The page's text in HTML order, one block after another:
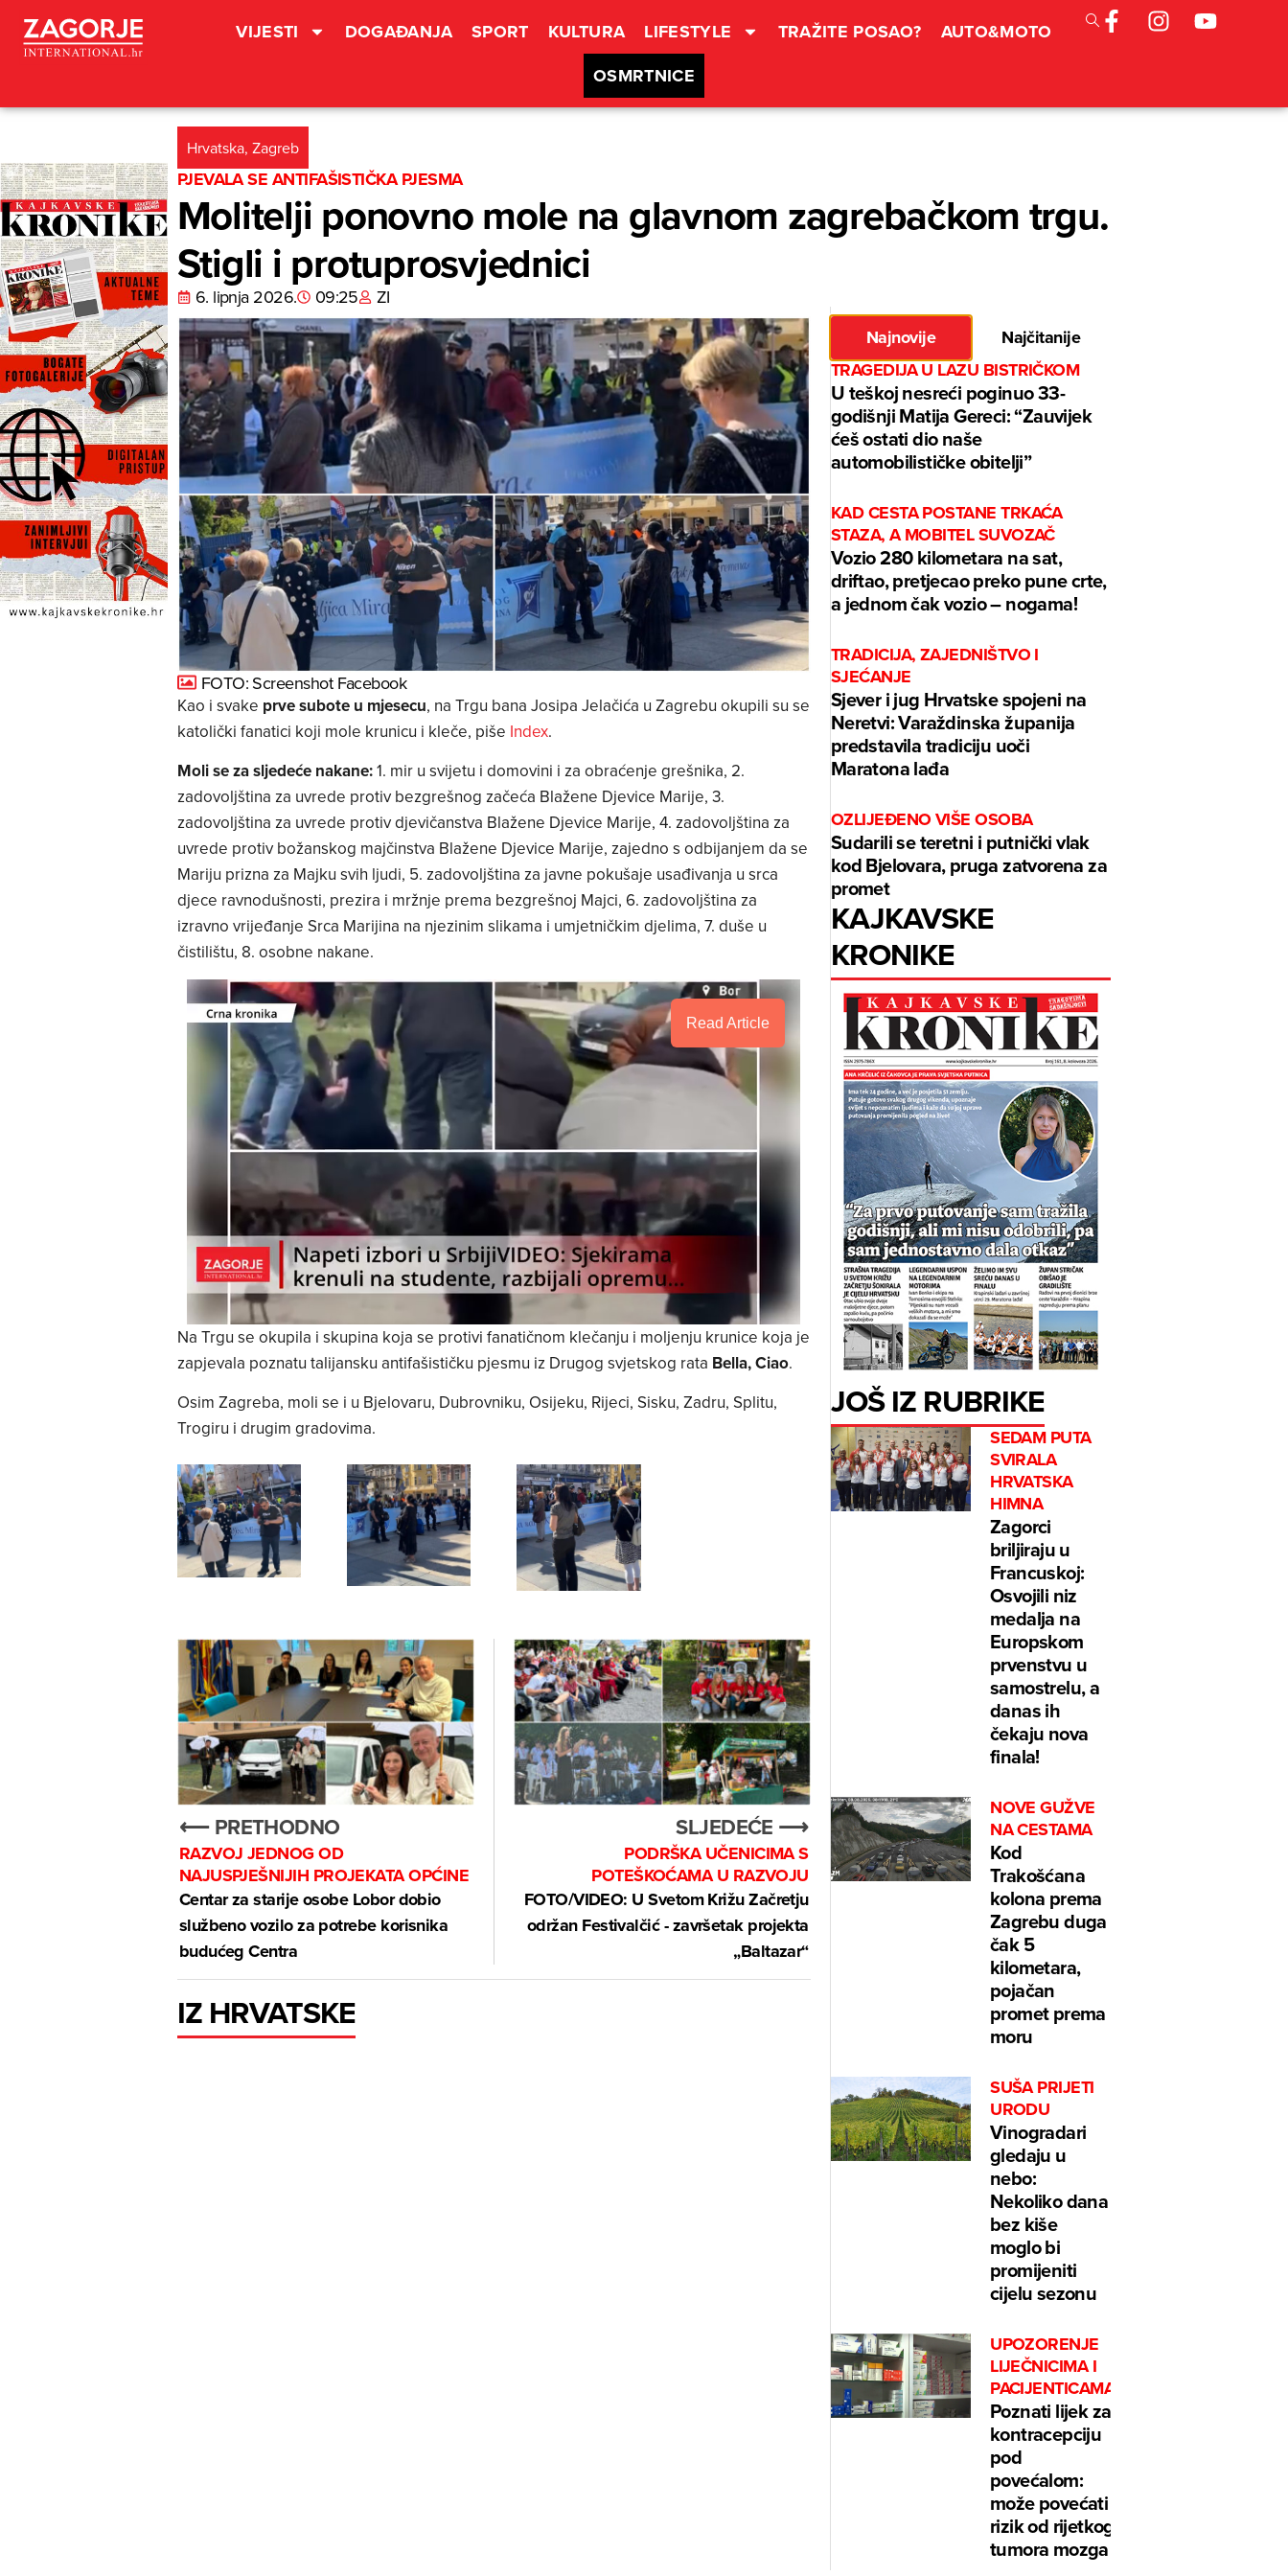
VIJESTI DOGAĐANJA SPORT KULTURA LIFESTYLE TRAŽITE POSAO?
AUTO&MOTO
OSMRTNICE
Hrvatska, Zagreb
PJEVALA SE ANTIFAŠISTIČKA PJESMA
Molitelji ponovno mole na glavnom zagrebačkom trgu.
Stigli i protuprosvjednici
6. lipnja 2026. 09:25 ZI
FOTO: Screenshot Facebook
Kao i svake prve subote u mjesecu, na Trgu bana Josipa Jelačića u Zagrebu okupili su se
katolički fanatici koji mole krunicu i kleče, piše Index.
Moli se za sljedeće nakane:1. mir u svijetu i domovini i za obraćenje grešnika, 2.
zadovoljština za uvrede protiv bezgrešnog začeća Blažene Djevice Marije, 3.
zadovoljština za uvrede protiv djevičanstva Blažene Djevice Marije, 4. zadovoljština za
uvrede protiv božanskog majčinstva Blažene Djevice Marije, zajedno s odbijanjem da se
Mariju prizna za Majku svih ljudi, 5. zadovoljština za javne pokušaje usađivanja u srca
djece ravnodušnosti, prezira i mržnje prema bezgrešnoj Majci, 6. zadovoljština za
izravno vrijeđanje Srca Marijina na njezinim slikama i umjetničkim djelima, 7. duše u
čistilištu, 8. osobne nakane.
Read Article
Na Trgu se okupila i skupina koja se protivi fanatičnom klečanju i moljenju krunice koja je
zapjevala poznatu talijansku antifašističku pjesmu iz Drugog svjetskog rata Bella, Ciao.
Osim Zagreba, moli se i u Bjelovaru, Dubrovniku, Osijeku, Rijeci, Sisku, Zadru, Splitu,
Trogiru i drugim gradovima.
⟵ PRETHODNO
RAZVOJ JEDNOG OD
NAJUSPJEŠNIJIH PROJEKATA OPĆINE
Centar za starije osobe Lobor dobio
službeno vozilo za potrebe korisnika
budućeg Centra
SLJEDEĆE ⟶
PODRŠKA UČENICIMA S
POTEŠKOĆAMA U RAZVOJU
FOTO/VIDEO: U Svetom Križu Začretju
održan Festivalčić - završetak projekta
„Baltazar“
IZ HRVATSKE
Najnovije
Najčitanije
TRAGEDIJA U LAZU BISTRIČKOM
U teškoj nesreći poginuo 33-
godišnji Matija Gereci: “Zauvijek
ćeš ostati dio naše
automobilističke obitelji”
KAD CESTA POSTANE TRKAĆA
STAZA, A MOBITEL SUVOZAČ
Vozio 280 kilometara na sat,
driftao, pretjecao preko pune crte,
a jednom čak vozio – nogama!
TRADICIJA, ZAJEDNIŠTVO I
SJEĆANJE
Sjever i jug Hrvatske spojeni na
Neretvi: Varaždinska županija
predstavila tradiciju uoči
Maratona lađa
OZLIJEĐENO VIŠE OSOBA
Sudarili se teretni i putnički vlak
kod Bjelovara, pruga zatvorena za
promet
KAJKAVSKE
KRONIKE
JOŠ IZ RUBRIKE
SEDAM PUTA
SVIRALA
HRVATSKA
HIMNA
Zagorci
briljiraju u
Francuskoj:
Osvojili niz
medalja na
Europskom
prvenstvu u
samostrelu, a
danas ih
čekaju nova
finala!
NOVE GUŽVE
NA CESTAMA
Kod
Trakošćana
kolona prema
Zagrebu duga
čak 5
kilometara,
pojačan
promet prema
moru
SUŠA PRIJETI
URODU
Vinogradari
gledaju u
nebo:
Nekoliko dana
bez kiše
moglo bi
promijeniti
cijelu sezonu
UPOZORENJE
LIJEČNICIMA I
PACIJENTICAMA
Poznati lijek za
kontracepciju
pod
povećalom:
može povećati
rizik od rijetkog
tumora mozga